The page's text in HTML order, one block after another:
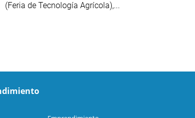
(Feria de Tecnología Agrícola),...